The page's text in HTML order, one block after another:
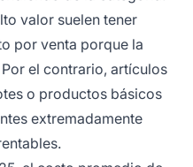
valor suelen tener
por venta porque la
el contrario, artículos
o productos básicos
extremadamente